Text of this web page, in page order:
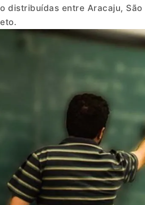
distribuídas entre Aracaju,